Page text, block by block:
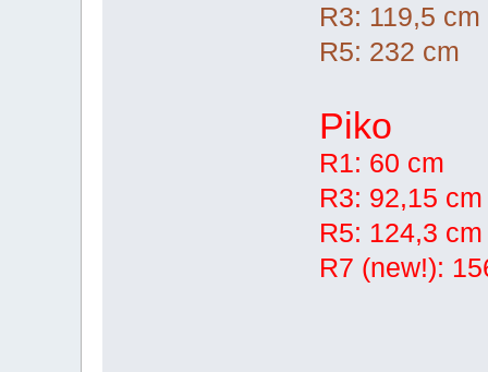
R3: 119,5 cm
R5: 232 cm
Piko
R1: 60 cm
R3: 92,15 cm
R5: 124,3 cm
R7 (new!):